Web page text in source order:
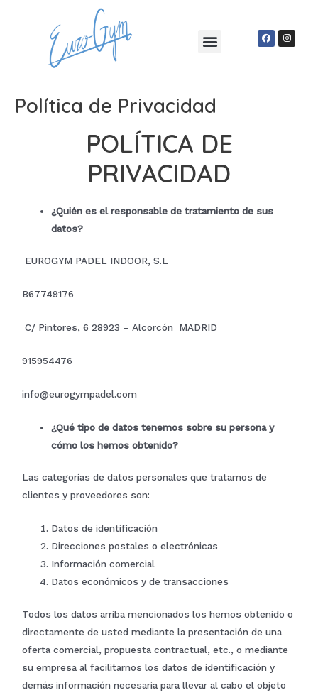
Política de Privacidad
POLÍTICA DE
PRIVACIDAD
¿Quién es el responsable de tratamiento de sus
datos?
EUROGYM PADEL INDOOR, S.L
B67749176
C/ Pintores, 6 28923 – Alcorcón MADRID
915954476
info@eurogympadel.com
¿Qué tipo de datos tenemos sobre su persona y
cómo los hemos obtenido?
Las categorías de datos personales que tratamos de
clientes y proveedores son:
Datos de identificación
Direcciones postales o electrónicas
Información comercial
Datos económicos y de transacciones
Todos los datos arriba mencionados los hemos obtenido o
directamente de usted mediante la presentación de una
oferta comercial, propuesta contractual, etc., o mediante
su empresa al facilitarnos los datos de identificación y
demás información necesaria para llevar al cabo el objeto
cookies no
son
funcione la
web.
Para que
mejorar la
funcionalidad
y estructura
de la web,
cómo se usa